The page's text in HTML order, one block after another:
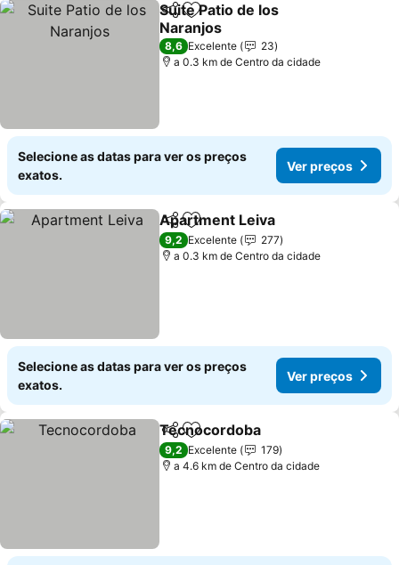
PartilharAdicionar aos favoritos
Suite Patio de los
Naranjos
Ver preços
8,6 Excelente
23
a 0.3 km de Centro da cidade
Selecione as datas para ver os preços
exatos.
Ver preços
PartilharAdicionar aos favoritos
Apartment Leiva
9,2 Excelente
277
a 0.3 km de Centro da cidade
Selecione as datas para ver os preços
exatos.
Ver preços
PartilharAdicionar aos favoritos
Tecnocordoba
9,2 Excelente
179
a 4.6 km de Centro da cidade